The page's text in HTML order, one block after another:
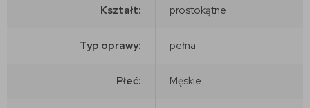
Kształt: prostokątne
Typ oprawy: pełna
Płeć: Męskie